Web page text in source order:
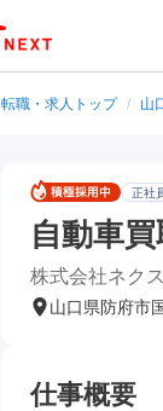
転職・求人トップ / 山
正社
自動車
株式会社ネク
山口県防府市
仕事概要